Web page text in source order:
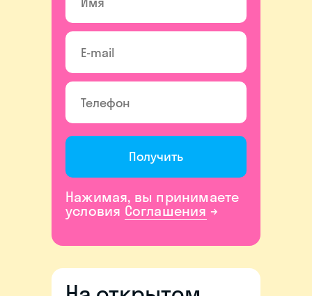
Получить
Нажимая, вы принимаете
условия Соглашения →